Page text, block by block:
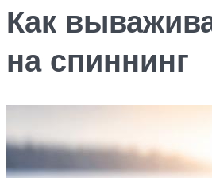
Как
на спиннинг